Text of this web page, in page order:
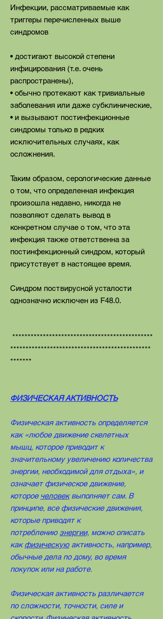
Инфекции, рассматриваемые как
триггеры перечисленных выше
синдромов
• достигают высокой степени
инфицирования (т.е. очень
распространены),
• обычно протекают как тривиальные
заболевания или даже субклинические,
• и вызывают постинфекционные
синдромы только в редких
исключительных случаях, как
осложнения.
Таким образом, серологические данные
о том, что определенная инфекция
произошла недавно, никогда не
позволяют сделать вывод в
конкретном случае о том, что эта
инфекция также ответственна за
постинфекционный синдром, который
присутствует в настоящее время.
Синдром поствирусной усталости
однозначно исключен из F48.0.
**********************************************
**********************************************
*******
ФИЗИЧЕСКАЯ АКТИВНОСТЬ
Физическая активность определяется
как «любое движение скелетных
мышц, которое приводит к
значительному увеличению количества
энергии, необходимой для отдыха», и
означает физическое движение,
которое человеквыполняет сам. В
принципе, все физические движения,
которые приводят к
потреблению энергии, можно описать
какфизическуюактивность, например,
обычные дела по дому, во время
покупок или на работе.
Физическая активность различается
по сложности, точности, силе и